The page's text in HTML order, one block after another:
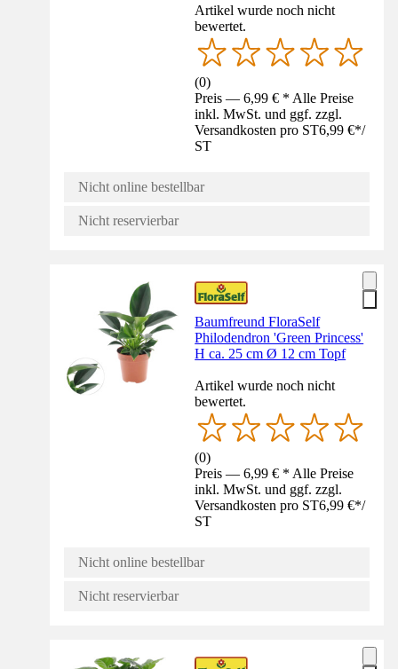
Artikel wurde noch nicht
bewertet.
(0)
Preis — 6,99 € * Alle Preise
inkl. MwSt. und ggf. zzgl.
Versandkosten pro ST6,99 €*/
ST
Nicht online bestellbar
Nicht reservierbar
Baumfreund FloraSelf
Philodendron 'Green Princess'
H ca. 25 cm Ø 12 cm Topf
Artikel wurde noch nicht
bewertet.
(0)
Preis — 6,99 € * Alle Preise
inkl. MwSt. und ggf. zzgl.
Versandkosten pro ST6,99 €*/
ST
Nicht online bestellbar
Nicht reservierbar